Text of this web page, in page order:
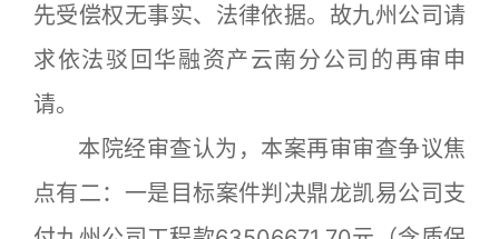
先受偿权无事实、法律依据。故九州公司请
求依法驳回华融资产云南分公司的再审申
请。
本院经审查认为，本案再审审查争议焦
点有二：一是目标案件判决鼎龙凯易公司支